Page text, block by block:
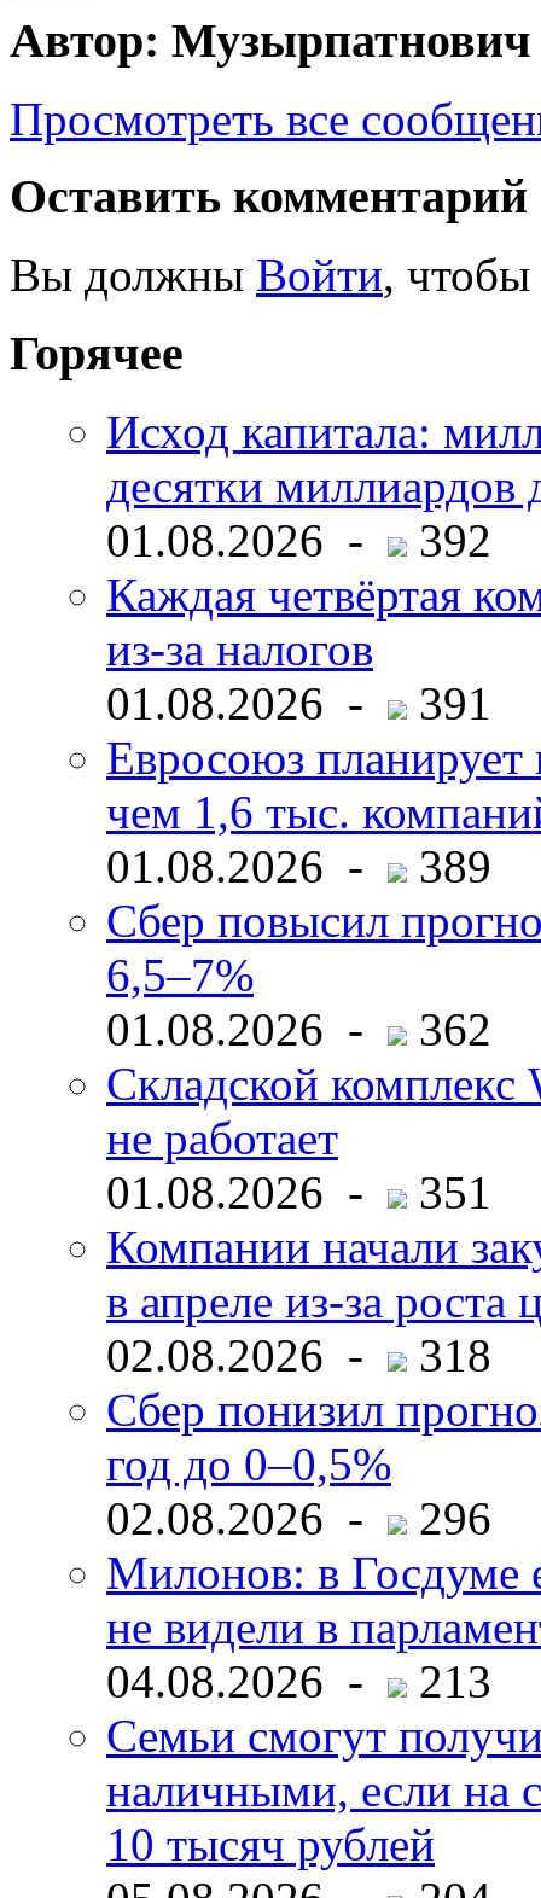
Автор: Музырпатнович
Просмотреть все
Оставить комментарий
Вы должны Войти, чтобы
Горячее
Исход капитала:
десятки миллиардов
01.08.2026 -
392
Каждая четвёртая
из-за налогов
01.08.2026 -
391
Евросоюз планирует
чем 1,6 тыс.
01.08.2026 -
389
Сбер повысил
6,5–7%
01.08.2026 -
362
Складской комплекс
не работает
01.08.2026 -
351
Компании начали
в апреле из-за роста
02.08.2026 -
318
Сбер понизил
год до 0–0,5%
02.08.2026 -
296
Милонов: в Госдуме
не видели в
04.08.2026 -
213
Семьи смогут
наличными, если на
10 тысяч рублей